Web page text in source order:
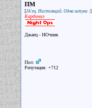
ПМ
[JA'ец. Настоящий. Одна штука :]
Кардинал
Джаец - НОчник
Пол:
Репутация: +712